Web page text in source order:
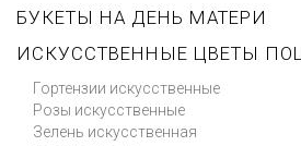
БУКЕТЫ НА ДЕНЬ МАТЕРИ
ИСКУССТВЕННЫЕ ЦВЕТЫ
Гортензии искусственные
Розы искусственные
Зелень искусственная